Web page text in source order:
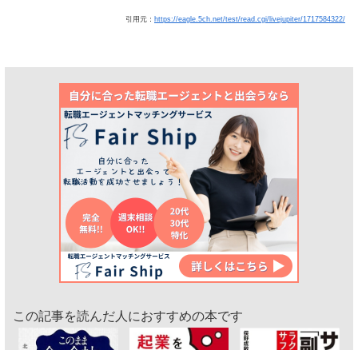
引用元： https://eagle.5ch.net/test/read.cgi/livejupiter/1717584322/
この記事を読んだ人におすすめの本です